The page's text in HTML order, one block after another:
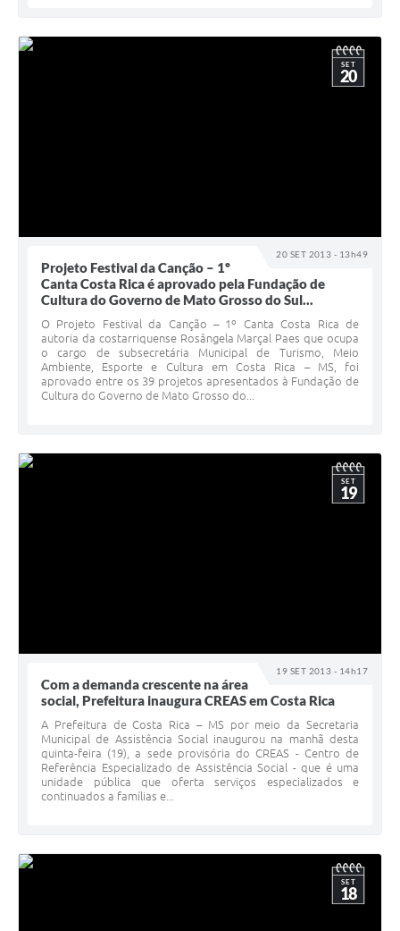
20 SET 2013 - 13h49
SET
20
Projeto Festival da Canção – 1º
Canta Costa Rica é aprovado pela Fundação de
Cultura do Governo de Mato Grosso do Sul...
O Projeto Festival da Canção – 1º Canta Costa Rica de
autoria da costarriquense Rosângela Marçal Paes que ocupa
o cargo de subsecretária Municipal de Turismo, Meio
Ambiente, Esporte e Cultura em Costa Rica – MS, foi
aprovado entre os 39 projetos apresentados à Fundação de
Cultura do Governo de Mato Grosso do...
19 SET 2013 - 14h17
SET
19
Com a demanda crescente na área
social, Prefeitura inaugura CREAS em Costa Rica
A Prefeitura de Costa Rica – MS por meio da Secretaria
Municipal de Assistência Social inaugurou na manhã desta
quinta-feira (19), a sede provisória do CREAS - Centro de
Referência Especializado de Assistência Social - que é uma
unidade pública que oferta serviços especializados e
continuados a famílias e...
SET
18